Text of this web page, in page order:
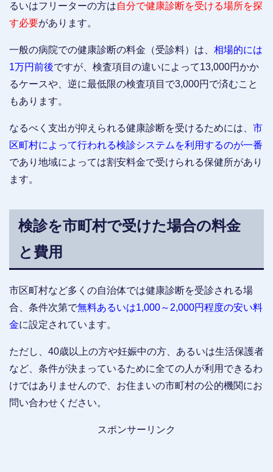
るいはフリーターの方は自分で健康診断を受ける場所を探
す必要があります。
一般の病院での健康診断の料金（受診料）は、 相場的には
1万円前後ですが、検査項目の違いによって13,000円かか
るケースや、逆に最低限の検査項目で3,000円で済むこと
もあります。
なるべく支出が抑えられる健康診断を受けるためには、 市
区町村によって行われる検診システムを利用するのが一番
であり地域によっては割安料金で受けられる保健所があり
ます。
検診を市町村で受けた場合の料金
と費用
市区町村など多くの自治体では健康診断を受診される場
合、条件次第で無料あるいは1,000～2,000円程度の安い料
金に設定されています。
ただし、40歳以上の方や妊娠中の方、あるいは生活保護者
など、条件が決まっているために全ての人が利用できるわ
けではありませんので、お住まいの市町村の公的機関にお
問い合わせください。
スポンサーリンク